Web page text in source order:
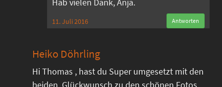
11. Juli 2016 Antworten
Heiko Döhrling
Hi Thomas , hast du Super umgesetzt mit den